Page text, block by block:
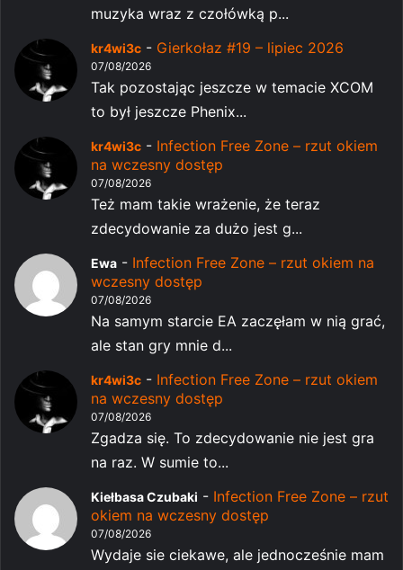
muzyka wraz z czołówką p...
kr4wi3c - Gierkołaz #19 – lipiec 2026
07/08/2026
Tak pozostając jeszcze w temacie XCOM
to był jeszcze Phenix...
kr4wi3c - Infection Free Zone – rzut okiem
na wczesny dostęp
07/08/2026
Też mam takie wrażenie, że teraz
zdecydowanie za dużo jest g...
Ewa - Infection Free Zone – rzut okiem na
wczesny dostęp
07/08/2026
Na samym starcie EA zaczęłam w nią grać,
ale stan gry mnie d...
kr4wi3c - Infection Free Zone – rzut okiem
na wczesny dostęp
07/08/2026
Zgadza się. To zdecydowanie nie jest gra
na raz. W sumie to...
Kiełbasa Czubaki - Infection Free Zone – rzut
okiem na wczesny dostęp
07/08/2026
Wydaje sie ciekawe, ale jednocześnie mam